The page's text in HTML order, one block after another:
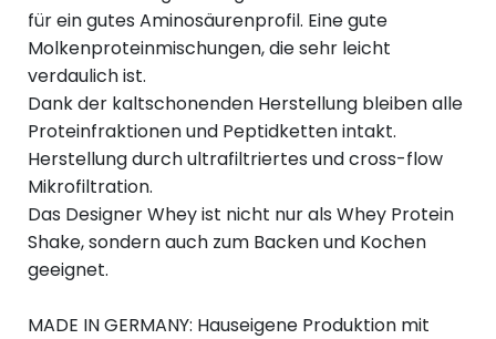
für ein gutes Aminosäurenprofil. Eine gute
Molkenproteinmischungen, die sehr leicht
verdaulich ist.
Dank der kaltschonenden Herstellung bleiben alle
Proteinfraktionen und Peptidketten intakt.
Herstellung durch ultrafiltriertes und cross-flow
Mikrofiltration.
Das Designer Whey ist nicht nur als Whey Protein
Shake, sondern auch zum Backen und Kochen
geeignet.
MADE IN GERMANY: Hauseigene Produktion mit